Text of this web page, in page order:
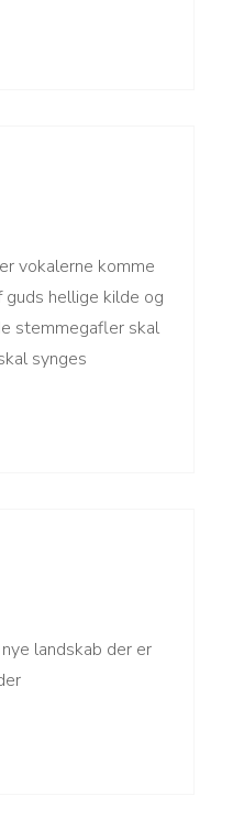
vokalerne komme
hellige kilde og
stemmegafler skal
synges
landskab der er